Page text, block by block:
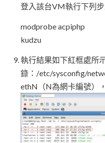
登入該台VM執行下列步
modprobe acpiphp
kudzu
執行結果如下紅框處所
錄：/etc/sysconfig/
ethN（N為網卡編號）